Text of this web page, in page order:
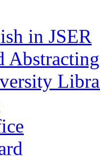
in JSER
Abstracting